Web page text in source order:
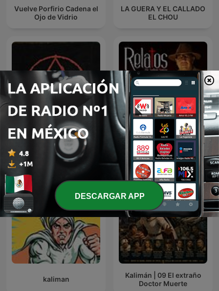
Vuelve Porfirio Cadena el
Ojo de Vidrio
LA GUERA Y EL CALLADO
EL CHOU
Paranormal
Relatos por Santiago
Segovia
kaliman
Kalimán | 09 El extraño
Doctor Muerte
DESCARGAR APP